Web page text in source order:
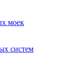
моек
систем